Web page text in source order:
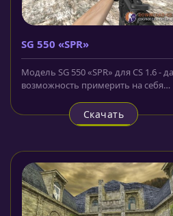
SG 550 «SPR»
Модель SG 550 «SPR» для CS 1.6 -
возможность примерить на себя
Скачать